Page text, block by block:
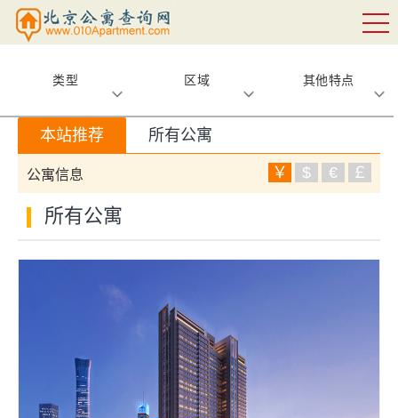
类型 区域 其他特点
本站推荐 所有公寓
公寓信息 ￥ $ € ￡
所有公寓